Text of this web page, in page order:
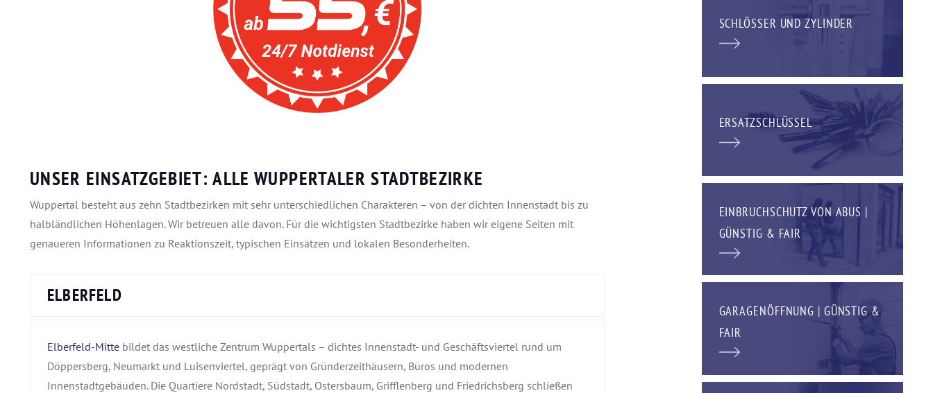
UNSER EINSATZGEBIET: ALLE WUPPERTALER STADTBEZIRKE
Wuppertal besteht aus zehn Stadtbezirken mit sehr unterschiedlichen Charakteren – von der dichten Innenstadt bis zu
halbländlichen Höhenlagen. Wir betreuen alle davon. Für die wichtigsten Stadtbezirke haben wir eigene Seiten mit
genaueren Informationen zu Reaktionszeit, typischen Einsätzen und lokalen Besonderheiten.
ELBERFELD
Elberfeld-Mitte bildet das westliche Zentrum Wuppertals – dichtes Innenstadt- und Geschäftsviertel rund um
Döppersberg, Neumarkt und Luisenviertel, geprägt von Gründerzeithäusern, Büros und modernen
Innenstadtgebäuden. Die Quartiere Nordstadt, Südstadt, Ostersbaum, Grifflenberg und Friedrichsberg schließen
SCHLÖSSER UND ZYLINDER
ERSATZSCHLÜSSEL
EINBRUCHSCHUTZ VON ABUS |
GÜNSTIG & FAIR
GARAGENÖFFNUNG | GÜNSTIG &
FAIR